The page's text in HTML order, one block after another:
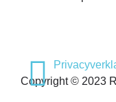
Copyright © 2023